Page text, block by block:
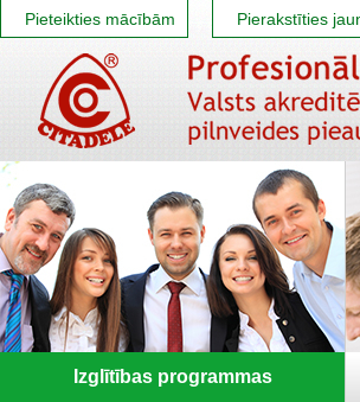
Pieteikties mācībām Pierakstīties
Izglītības programmas